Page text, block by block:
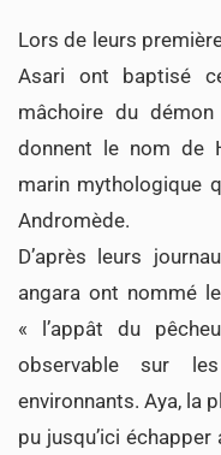
Lors de leurs
Asari ont baptisé
mâchoire du
donnent le nom de
marin mythologique
Andromède.
D’après leurs
angara ont nommé
« l’appât du
observable sur
environnants. Aya, la
pu jusqu’ici